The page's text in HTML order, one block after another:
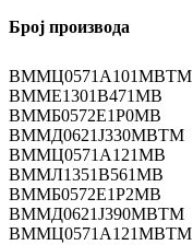
Број производа
ВММЦ0571А101МВТМ
ВММЕ1301В471МВ
ВММБ0572Е1Р0МВ
ВММД0621Ј330МВТМ
ВММЦ0571А121МВ
ВММЛ1351В561МВ
ВММБ0572Е1Р2МВ
ВММД0621Ј390МВТМ
ВММЦ0571А121МВТМ